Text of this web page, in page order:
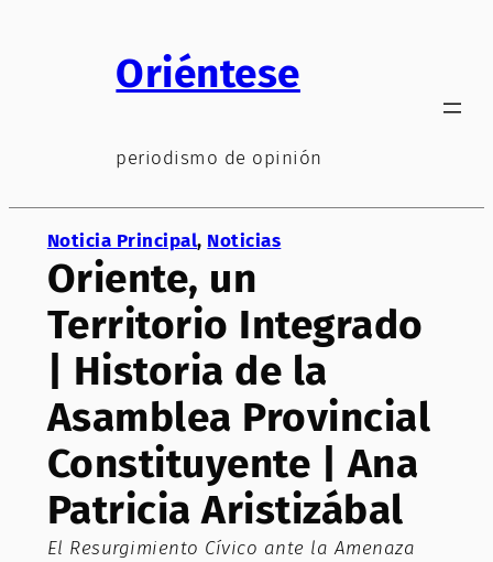
Oriéntese
periodismo de opinión
Noticia Principal, Noticias
Oriente, un
Territorio Integrado
| Historia de la
Asamblea Provincial
Constituyente | Ana
Patricia Aristizábal
El Resurgimiento Cívico ante la Amenaza